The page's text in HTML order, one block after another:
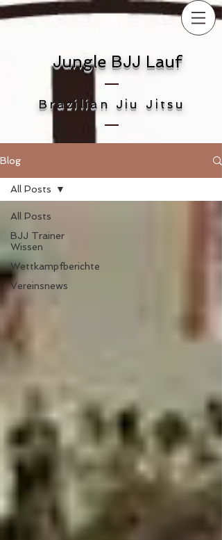
Jungle BJJ Lauf
Brazilian Jiu Jitsu
Blog
All Posts
BJJ Trainer
Wissen
Wettkampfberichte
Vereinsnews
All Posts